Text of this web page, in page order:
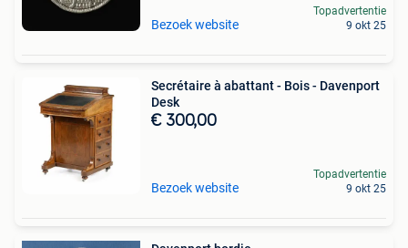
Bezoek website
Topadvertentie
9 okt 25
Secrétaire à abattant - Bois - Davenport
Desk
€ 300,00
Bezoek website
Topadvertentie
9 okt 25